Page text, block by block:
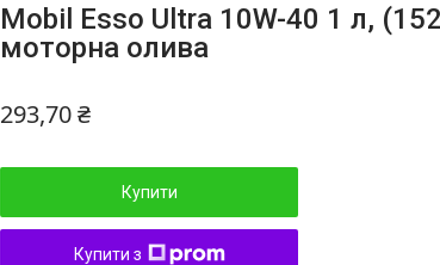
Mobil Esso Ultra 10W-40 1 л,
моторна олива
293,70 ₴
Купити
Купити з